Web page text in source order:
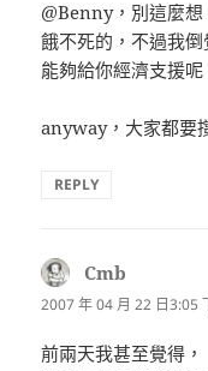
@Benny，別這麼
餓不死的，不過我
能夠給你經濟支援呢
anyway，大家都要
REPLY
Cmb
示:
2007 年 04 月 22 日3:05
前兩天我甚至覺得，